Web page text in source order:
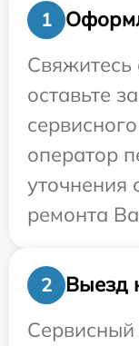
1
оставьте
оператор
уточнения
ремонта
2
Выезд